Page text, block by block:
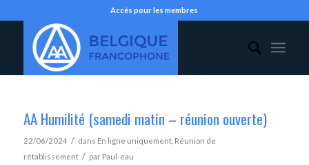
Accès pour les membres
AA Humilité (samedi matin – réunion ouverte)
22/06/2024 / dans En ligne uniquement, Réunion de
rétablissement / par Paul-eau